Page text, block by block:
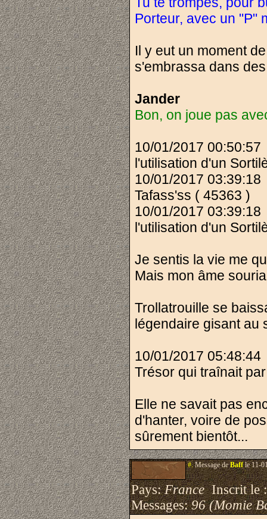
Porteur, avec un "P"
Il y eut un moment
s'embrassa dans
Jander
Bon, on joue pas
10/01/2017
l'utilisation d'un
10/01/2017
Tafass'ss ( 45363 )
10/01/2017
l'utilisation d'un
Je sentis la vie me
Mais mon âme
Trollatrouille se
légendaire gisant au
10/01/2017
Trésor qui traînait
Elle ne savait pas
d'hanter, voire de
sûrement bientôt...
#.Message deBaffle 11-
Pays:FranceInscrit le
Messages:96 (Momie